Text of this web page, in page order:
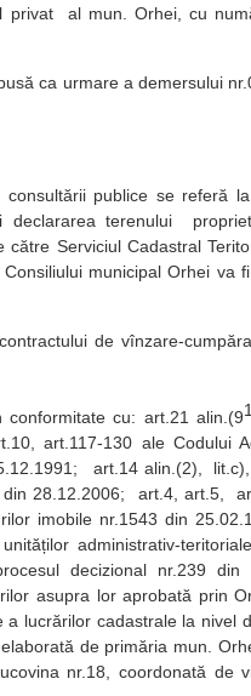
privat al mun. Orhei, cu
ca urmare a demersului
publice se referă
terenului
Serviciul Cadastral
municipal Orhei va
de vînzare-
cu: art.21 alin.(9
art.117-130 ale Codului
art.14 alin.(2),
28.12.2006; art.4, art.5,
imobile nr.1543 din
administrativ-
decizional nr.239 din
asupra lor aprobată prin
lucrărilor cadastrale la nivel
de primăria mun.
nr.18, coordonată de